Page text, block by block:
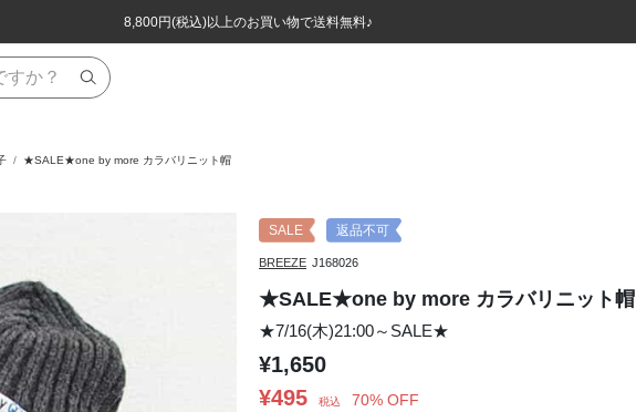
8,800円(税込)以上のお買い物で送料無料♪
ほぼ全品半額！！8/12(水)お昼12:59まで！！
8,800円(税込)以上のお買い物で送料無料♪
ほぼ全品半額！！8/12(水)お昼12:59まで！！
★SALE★one by more カラバリニット帽
SALE 返品不可
BREEZE J168026
★SALE★one by more カラバリニット帽
★7/16(木)21:00～SALE★
¥1,650
¥495
税込 70% OFF